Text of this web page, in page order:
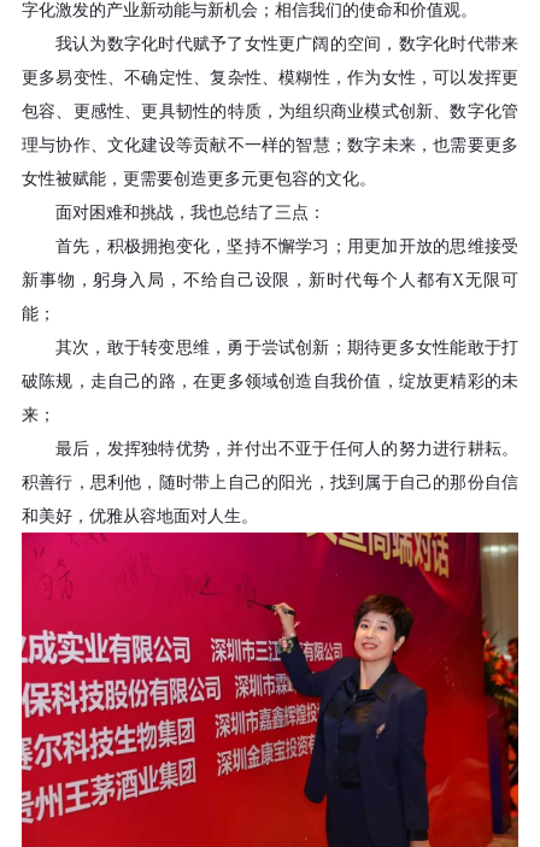
字化激发的产业新动能与新机会；相信我们的使命和价值观。
我认为数字化时代赋予了女性更广阔的空间，数字化时代带来
更多易变性、不确定性、复杂性、模糊性，作为女性，可以发挥更
包容、更感性、更具韧性的特质，为组织商业模式创新、数字化管
理与协作、文化建设等贡献不一样的智慧；数字未来，也需要更多
女性被赋能，更需要创造更多元更包容的文化。
面对困难和挑战，我也总结了三点：
首先，积极拥抱变化，坚持不懈学习；用更加开放的思维接受
新事物，躬身入局，不给自己设限，新时代每个人都有X无限可
能；
其次，敢于转变思维，勇于尝试创新；期待更多女性能敢于打
破陈规，走自己的路，在更多领域创造自我价值，绽放更精彩的未
来；
最后，发挥独特优势，并付出不亚于任何人的努力进行耕耘。
积善行，思利他，随时带上自己的阳光，找到属于自己的那份自信
和美好，优雅从容地面对人生。